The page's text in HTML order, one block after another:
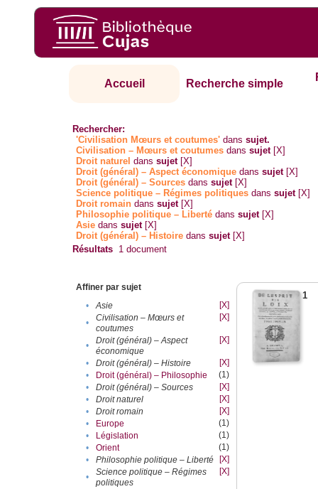
Accueil Recherche simple
Rechercher:
'Civilisation Mœurs et coutumes' danssujet.
Civilisation – Mœurs et coutumes danssujet [X]
Droit naturel danssujet [X]
Droit (général) – Aspect économique danssujet [X]
Droit (général) – Sources danssujet [X]
Science politique – Régimes politiques danssujet [X]
Droit romain danssujet [X]
Philosophie politique – Liberté danssujet [X]
Asie danssujet [X]
Droit (général) – Histoire danssujet [X]
Résultats 1 document
Affiner par sujet
•
Asie
[X]
•
Civilisation – Mœurs et
coutumes
[X]
•
Droit (général) – Aspect
économique
[X]
• Droit (général) – Histoire
[X]
•
Droit (général) – Philosophie
(1)
•
Droit (général) – Sources
[X]
•
Droit naturel
[X]
•
Droit romain
[X]
•
Europe
(1)
•
Législation
(1)
•
Orient
(1)
•
Philosophie politique – Liberté
[X]
•
Science politique – Régimes
politiques
[X]
1